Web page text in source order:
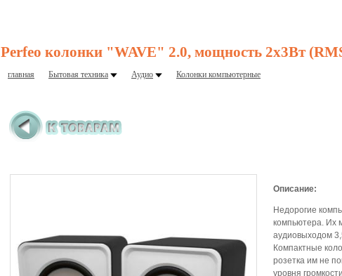
Perfeo колонки "WAVE" 2.0, мощность 2х3Вт
главная Бытовая техника Аудио Колонки компьютерные
Описание:
Недорогие
компьютера. Их
аудиовыходом
Компактные
розетка им не
уровня